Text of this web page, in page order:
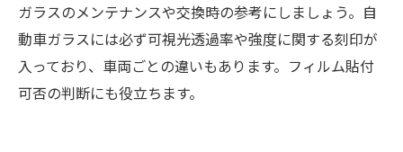
ガラスのメンテナンスや交換時の参考にしましょう。自
動車ガラスには必ず可視光透過率や強度に関する刻印が
入っており、車両ごとの違いもあります。フィルム貼付
可否の判断にも役立ちます。